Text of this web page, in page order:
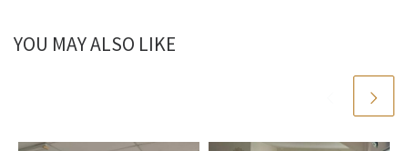
YOU MAY ALSO LIKE